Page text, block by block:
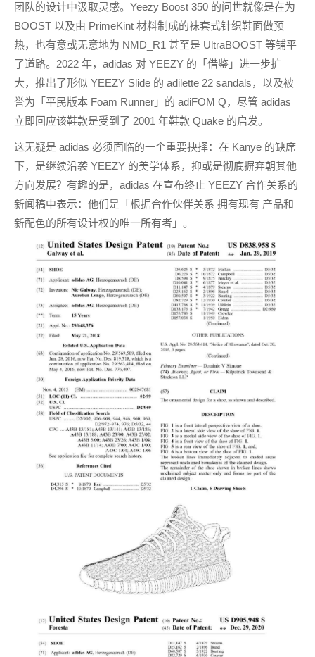
团队的设计中汲取灵感。Yeezy Boost 350 的问世就像是在为
BOOST 以及由 PrimeKint 材料制成的袜套式针织鞋面做预
热，也有意或无意地为 NMD_R1 甚至是 UltraBOOST 等铺平
了道路。2022 年，adidas 对 YEEZY 的「借鉴」进一步扩
大，推出了形似 YEEZY Slide 的 adilette 22 sandals，以及被
誉为「平民版本 Foam Runner」的 adiFOM Q，尽管 adidas
立即回应该鞋款是受到了 2001 年鞋款 Quake 的启发。
这无疑是 adidas 必须面临的一个重要抉择：在 Kanye 的缺席
下，是继续沿袭 YEEZY 的美学体系，抑或是彻底摒弃朝其他
方向发展？有趣的是，adidas 在宣布终止 YEEZY 合作关系的
新闻稿中表示：他们是「根据合作伙伴关系 拥有现有 产品和
新配色的所有设计权的唯一所有者」。